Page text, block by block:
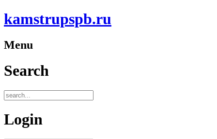
kamstrupspb.ru
Menu
Search
Login